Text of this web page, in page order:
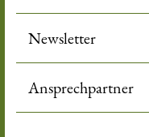
Newsletter
Ansprechpartner